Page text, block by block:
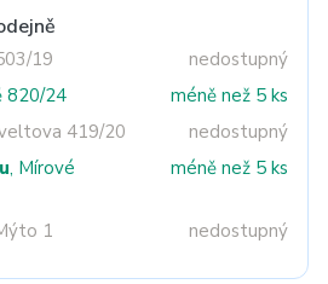
19
nedostupný
820/24
méně než 5 ks
419/20
nedostupný
, Mírové
méně než 5 ks
1 nedostupný